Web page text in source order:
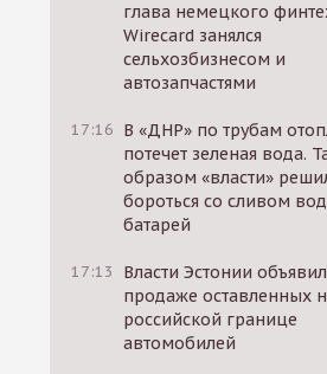
глава немецкого
Wirecard занялся
сельхозбизнесом и
автозапчастями
17:16 В «ДНР» по трубам
потечет зеленая вода.
образом «власти»
бороться со сливом
батарей
17:13
Власти Эстонии
продаже оставленных
российской границе
автомобилей